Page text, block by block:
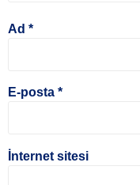
Ad *
E-posta *
İnternet sitesi